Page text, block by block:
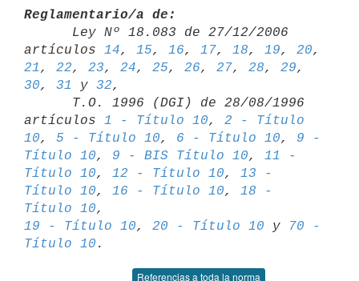
Reglamentario/a de:
artículos 14, 15, 16, 17, 18, 19, 20
21 , 22, 23, 24, 25, 26, 27, 28, 29
30, 31 y 32,
artículos 1 - Título 10, 2 - Título
10, 5 - Título 10, 6 - Título 10, 9 -
Título 10, 9 - BIS Título 10, 11 -
Título 10, 12 - Título 10, 13 -
Título 10, 16 - Título 10, 18 -
Título 10
19 - Título 10, 20 - Título 10 y
70 -
Título 10
Referencias a toda la norma